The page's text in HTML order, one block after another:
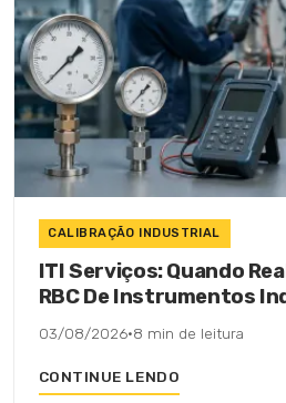
CALIBRAÇÃO INDUSTRIAL
ITI Serviços: Quando
RBC De Instrumentos
03/08/2026·8 min de leitura
CONTINUE LENDO